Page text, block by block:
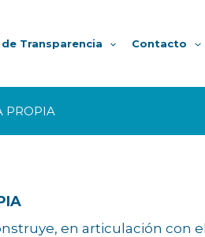
Transparencia Contacto
PROPIA
en articulación con